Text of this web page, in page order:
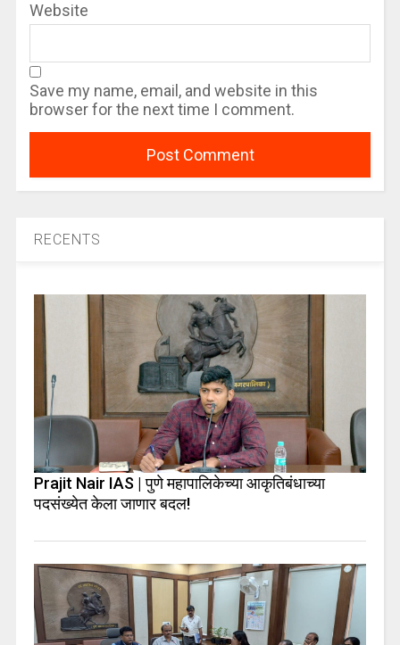
Website
Save my name, email, and website in this
browser for the next time I comment.
RECENTS
Prajit Nair IAS | पुणे महापालिकेच्या आकृतिबंधाच्या
पदसंख्येत केला जाणार बदल!